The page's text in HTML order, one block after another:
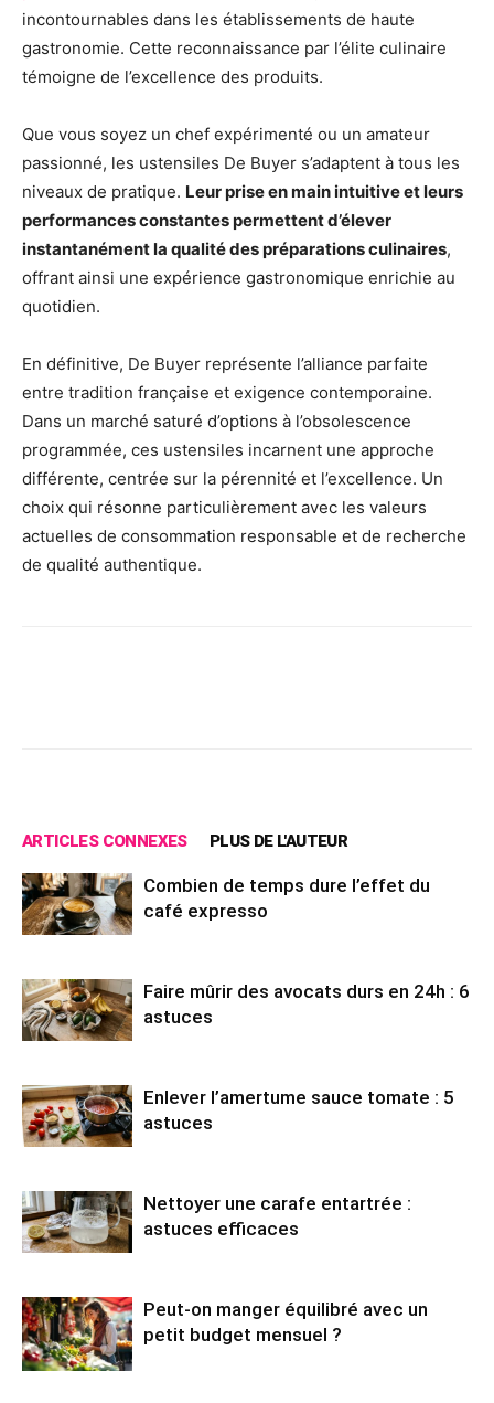
incontournables dans les établissements de haute
gastronomie. Cette reconnaissance par l’élite culinaire
témoigne de l’excellence des produits.
Que vous soyez un chef expérimenté ou un amateur
passionné, les ustensiles De Buyer s’adaptent à tous les
niveaux de pratique. Leur prise en main intuitive et leurs
performances constantes permettent d’élever
instantanément la qualité des préparations culinaires,
offrant ainsi une expérience gastronomique enrichie au
quotidien.
En définitive, De Buyer représente l’alliance parfaite
entre tradition française et exigence contemporaine.
Dans un marché saturé d’options à l’obsolescence
programmée, ces ustensiles incarnent une approche
différente, centrée sur la pérennité et l’excellence. Un
choix qui résonne particulièrement avec les valeurs
actuelles de consommation responsable et de recherche
de qualité authentique.
ARTICLES CONNEXES PLUS DE L'AUTEUR
Combien de temps dure l’effet du
café expresso
Faire mûrir des avocats durs en 24h : 6
astuces
Enlever l’amertume sauce tomate : 5
astuces
Nettoyer une carafe entartrée :
astuces efficaces
Peut-on manger équilibré avec un
petit budget mensuel ?